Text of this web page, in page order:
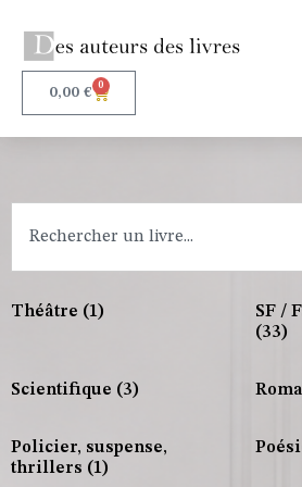
0,00 € 0
Théâtre (1)
SF /
(33)
Scientifique (3)
Policier, suspense,
thrillers (1)